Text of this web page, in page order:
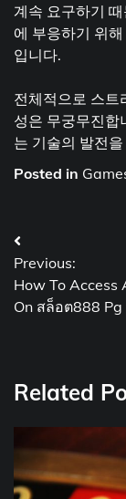
계속 요구하기
에 부응하기 위
입니다.
전체적으로 스트
성은 무궁무진합
는 기술의 발전
Posted in
Post
navigation
Previous:
How To Access
On สล็อต888 Pg
Related